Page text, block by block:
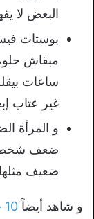
البعض لا
بوستات
مبقاش
ساعات
غير عتاب
و المرأة
ضعف
ضعيف
و شاهد أيضاً